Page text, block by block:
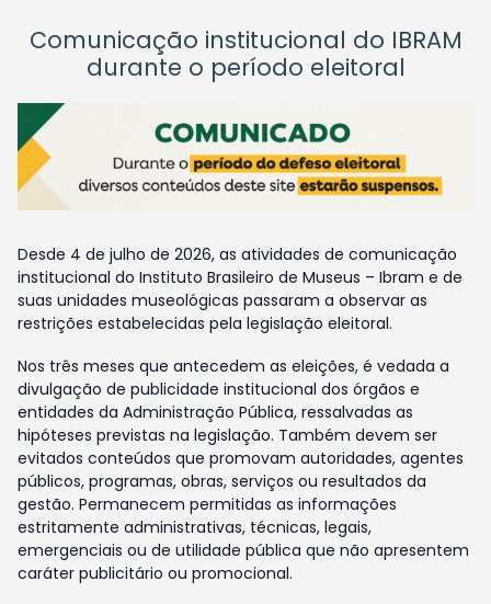
Comunicação institucional do IBRAM
durante o período eleitoral
Desde 4 de julho de 2026, as atividades de comunicação
institucional do Instituto Brasileiro de Museus – Ibram e de
suas unidades museológicas passaram a observar as
restrições estabelecidas pela legislação eleitoral.
Nos três meses que antecedem as eleições, é vedada a
divulgação de publicidade institucional dos órgãos e
entidades da Administração Pública, ressalvadas as
hipóteses previstas na legislação. Também devem ser
evitados conteúdos que promovam autoridades, agentes
públicos, programas, obras, serviços ou resultados da
gestão. Permanecem permitidas as informações
estritamente administrativas, técnicas, legais,
emergenciais ou de utilidade pública que não apresentem
caráter publicitário ou promocional.